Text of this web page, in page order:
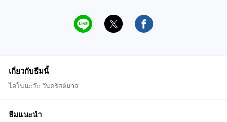
เกี่ยวกับธีมนี้
ไดโนนะจ๊ะ วันคริสต์มาส
ธีมแนะนำ